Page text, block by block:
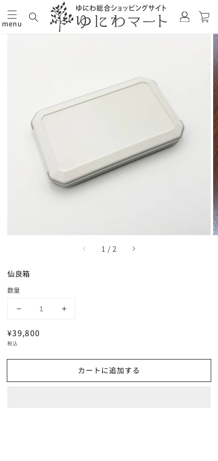
menu
グ
イ
ー
1 //
2
仙良箱
数量
箱
数
を
仙
数
を
通
常
価
¥39,800
税込
カートに追加する